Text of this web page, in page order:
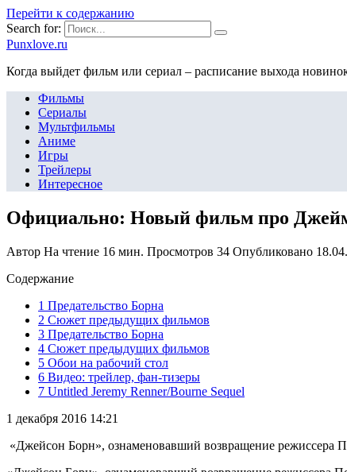
Перейти к содержанию
Search for:
Punxlove.ru
Когда выйдет фильм или сериал – расписание выхода
Фильмы
Сериалы
Мультфильмы
Аниме
Игры
Трейлеры
Интересное
Официально: Новый фильм про
Автор На чтение 16 мин. Просмотров 34 Опубликовано
Содержание
1 Предательство Борна
2 Сюжет предыдущих фильмов
3 Предательство Борна
4 Сюжет предыдущих фильмов
5 Обои на рабочий стол
6 Видео: трейлер, фан-тизеры
7 Untitled Jeremy Renner/Bourne Sequel
1 декабря 2016 14:21
«Джейсон Борн», ознаменовавший возвращение режиссера